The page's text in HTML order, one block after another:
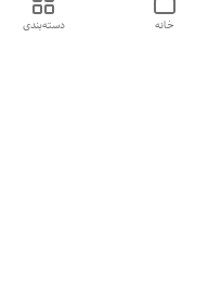
دسته‌بندی خانه